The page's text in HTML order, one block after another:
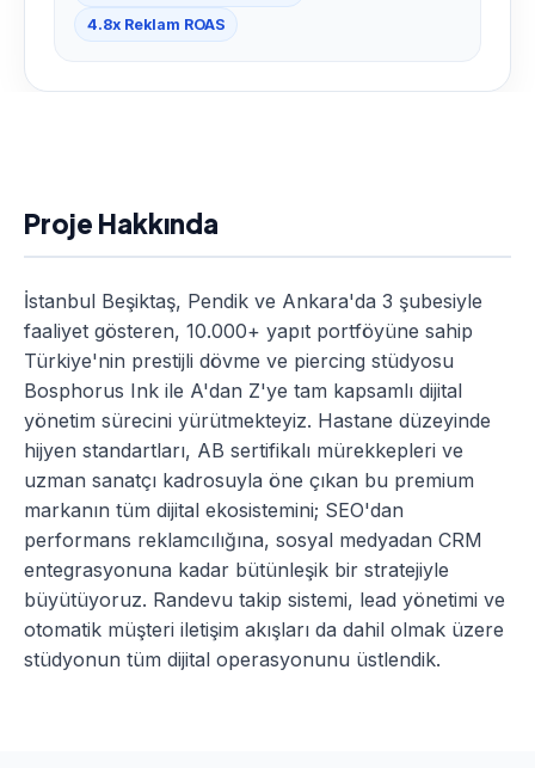
4.8x Reklam ROAS
Proje Hakkında
İstanbul Beşiktaş, Pendik ve Ankara'da 3 şubesiyle
faaliyet gösteren, 10.000+ yapıt portföyüne sahip
Türkiye'nin prestijli dövme ve piercing stüdyosu
Bosphorus Ink ile A'dan Z'ye tam kapsamlı dijital
yönetim sürecini yürütmekteyiz. Hastane düzeyinde
hijyen standartları, AB sertifikalı mürekkepleri ve
uzman sanatçı kadrosuyla öne çıkan bu premium
markanın tüm dijital ekosistemini; SEO'dan
performans reklamcılığına, sosyal medyadan CRM
entegrasyonuna kadar bütünleşik bir stratejiyle
büyütüyoruz. Randevu takip sistemi, lead yönetimi ve
otomatik müşteri iletişim akışları da dahil olmak üzere
stüdyonun tüm dijital operasyonunu üstlendik.